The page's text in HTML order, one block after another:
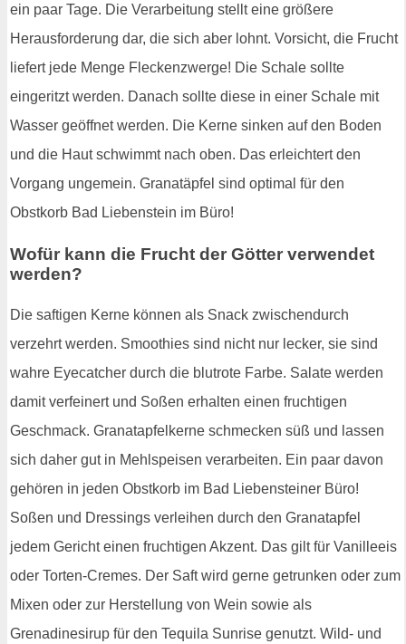
ein paar Tage. Die Verarbeitung stellt eine größere
Herausforderung dar, die sich aber lohnt. Vorsicht, die Frucht
liefert jede Menge Fleckenzwerge! Die Schale sollte
eingeritzt werden. Danach sollte diese in einer Schale mit
Wasser geöffnet werden. Die Kerne sinken auf den Boden
und die Haut schwimmt nach oben. Das erleichtert den
Vorgang ungemein. Granatäpfel sind optimal für den
Obstkorb Bad Liebenstein im Büro!
Wofür kann die Frucht der Götter verwendet
werden?
Die saftigen Kerne können als Snack zwischendurch
verzehrt werden. Smoothies sind nicht nur lecker, sie sind
wahre Eyecatcher durch die blutrote Farbe. Salate werden
damit verfeinert und Soßen erhalten einen fruchtigen
Geschmack. Granatapfelkerne schmecken süß und lassen
sich daher gut in Mehlspeisen verarbeiten. Ein paar davon
gehören in jeden Obstkorb im Bad Liebensteiner Büro!
Soßen und Dressings verleihen durch den Granatapfel
jedem Gericht einen fruchtigen Akzent. Das gilt für Vanilleeis
oder Torten-Cremes. Der Saft wird gerne getrunken oder zum
Mixen oder zur Herstellung von Wein sowie als
Grenadinesirup für den Tequila Sunrise genutzt. Wild- und